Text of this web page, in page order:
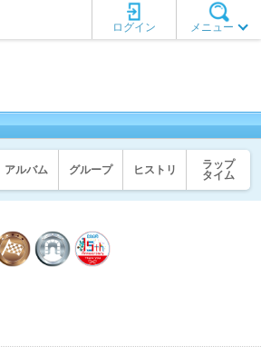
メニュー
ログイン
アルバム グループ ヒストリ
ラップ
タイム